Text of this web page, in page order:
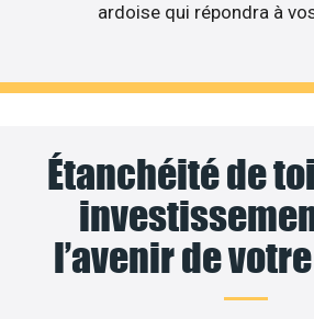
ardoise qui répondra à
Étanchéité de
l’avenir de